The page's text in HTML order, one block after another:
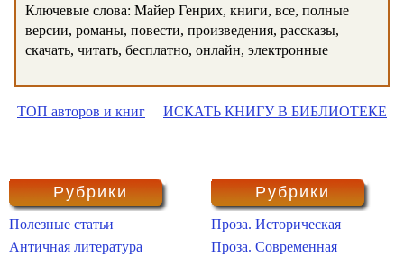
Ключевые слова: Майер Генрих, книги, все, полные
версии, романы, повести, произведения, рассказы,
скачать, читать, бесплатно, онлайн, электронные
ТОП авторов и книг ИСКАТЬ КНИГУ В БИБЛИОТЕКЕ
Рубрики
Полезные статьи
Античная литература
Рубрики
Проза. Историческая
Проза. Современная